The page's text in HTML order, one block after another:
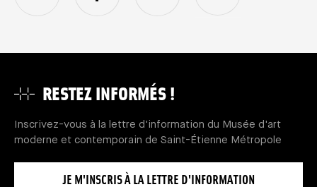
RESTEZ INFORMÉS !
Inscrivez-vous à la lettre d'information du Musée d'art
moderne et contemporain de Saint-Étienne Métropole
JE M'INSCRIS À LA LETTRE D'INFORMATION